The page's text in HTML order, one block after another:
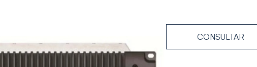
CONSULTAR